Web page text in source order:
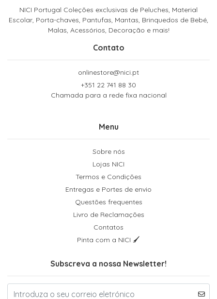
NICI Portugal Coleções exclusivas de Peluches, Material
Escolar, Porta-chaves, Pantufas, Mantas, Brinquedos de Bebé,
Malas, Acessórios, Decoração e mais!
Contato
onlinestore@nici.pt
+351 22 741 88 30
Chamada para a rede fixa nacional
Menu
Sobre nós
Lojas NICI
Termos e Condições
Entregas e Portes de envio
Questões frequentes
Livro de Reclamações
Contatos
Pinta com a NICI 🖌
Subscreva a nossa Newsletter!